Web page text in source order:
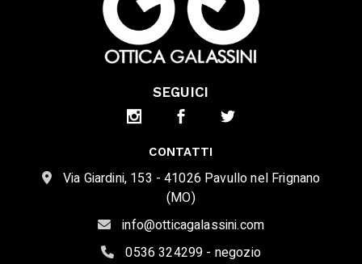
SEGUICI
CONTATTI
Via Giardini, 153 - 41026 Pavullo nel Frignano
(MO)
info@otticagalassini.com
0536 324299 - negozio